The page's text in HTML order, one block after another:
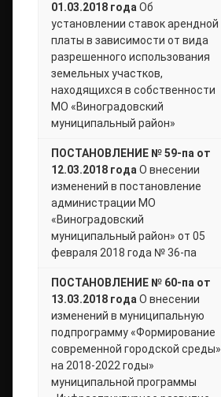
01.03.2018 года Об
установлении ставок арендной
платы в зависимости от вида
разрешенного использования
земельных участков,
находящихся в собственности
МО «Виноградовский
муниципальный район»
ПОСТАНОВЛЕНИЕ № 59-па от
12.03.2018 года О внесении
изменений в постановление
администрации МО
«Виноградовский
муниципальный район» от 05
февраля 2018 года № 36-па
ПОСТАНОВЛЕНИЕ № 60-па от
13.03.2018 года О внесении
изменений в муниципальную
подпрограмму «Формирование
современной городской среды»
на 2018-2022 годы»
муниципальной программы